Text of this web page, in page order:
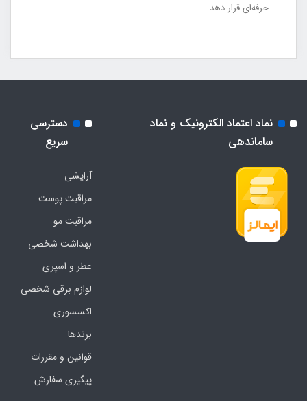
حرفه‌ای قرار دهد.
نماد اعتماد الکترونیک و نماد
ساماندهی
دسترسی
سریع
آرایشی
مراقبت پوست
مراقبت مو
بهداشت شخصی
عطر و اسپری
لوازم برقی شخصی
اکسسوری
برندها
قوانین و مقررات
پیگیری سفارش